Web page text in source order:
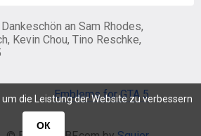
die Leistung der Website zu verbessern
ОК
an Sam Rhodes,
Kevin Chou, Tino Reschke,
Emblems for GTA 5